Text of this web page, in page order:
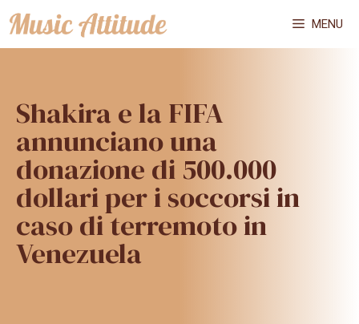
Vai
al
MENU
Shakira e la FIFA
annunciano una
donazione di 500.000
dollari per i soccorsi in
caso di terremoto in
Venezuela